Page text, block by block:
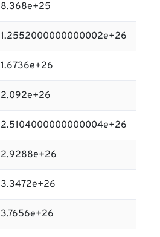
8.368e+25
1.2552000000000002e+26
1.6736e+26
2.092e+26
2.5104000000000004e+26
2.9288e+26
3.3472e+26
3.7656e+26